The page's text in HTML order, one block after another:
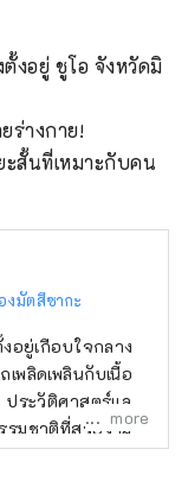
งอยู่ ชูโอ จังหวัดมิ
ร่างกาย!
ะสั้นที่เหมาะกับคน
งมัตสึซากะ
อยู่เกือบใจกลาง
พลิดเพลินกับเนื้อ
ระวัติศาสตร์และ
รมชาติที่สวยงาม
องสุดท้ายสำหรับ
more